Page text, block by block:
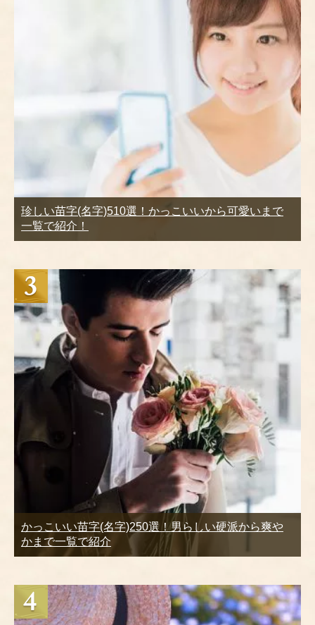
珍しい苗字(名字)510選！かっこいいから可愛いまで
一覧で紹介！
かっこいい苗字(名字)250選！男らしい硬派から爽や
かまで一覧で紹介